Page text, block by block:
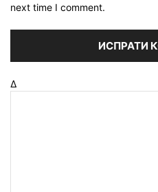
next time I comment.
Δ